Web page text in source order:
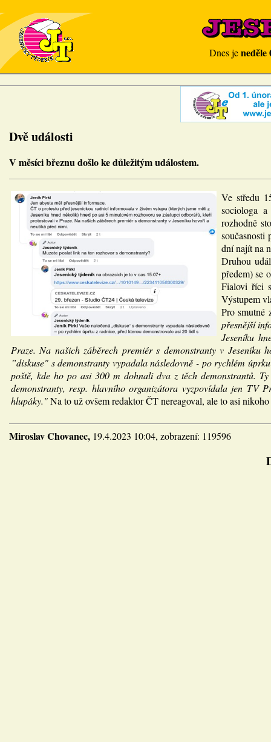
Dnes jeneděle
Dvě události
V měsíci březnu došlo ke důležitým událostem.
Ve středu
sociologa
rozhodně
současnosti
dní najít na
Druhou
předem) se
Fialovi říci
Výstupem
Pro smutné
přesnější
Jeseníku
Praze. Na našich záběrech premiér s demonstranty v Jeseníku
”diskuse" s demonstranty vypadala následovně - po rychlém
poště, kde ho po asi 300 m dohnali dva z těch demonstrantů.
demonstranty, resp. hlavního organizátora vyzpovídala jen
hlupáky."Na to už ovšem redaktor ČT nereagoval, ale to asi
Miroslav Chovanec, 19.4.2023 10:04, zobrazení: 119596